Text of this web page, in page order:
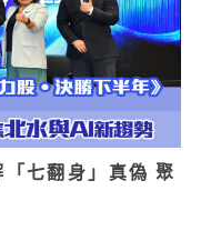
七翻身」真偽 聚